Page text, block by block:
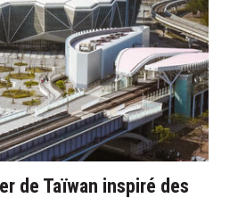
de Taïwan inspiré des